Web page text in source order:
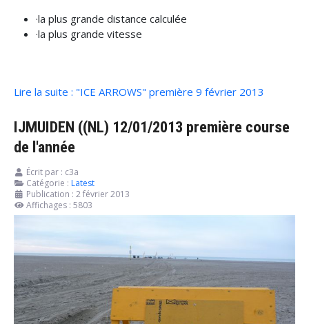
·la plus grande distance calculée
·la plus grande vitesse
Lire la suite : "ICE ARROWS" première 9 février 2013
IJMUIDEN ((NL) 12/01/2013 première course
de l'année
Écrit par : c3a
Catégorie : Latest
Publication : 2 février 2013
Affichages : 5803